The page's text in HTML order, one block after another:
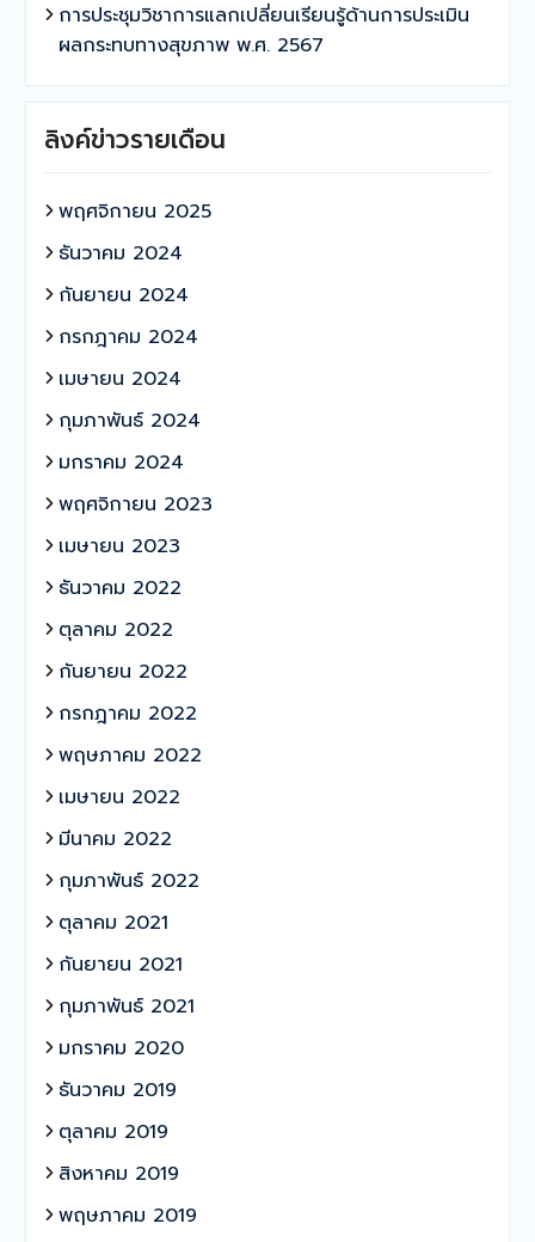
การประชุมวิชาการแลกเปลี่ยนเรียนรู้ด้านการประเมิน
ผลกระทบทางสุขภาพ พ.ศ. 2567
ลิงค์ข่าวรายเดือน
พฤศจิกายน 2025
ธันวาคม 2024
กันยายน 2024
กรกฎาคม 2024
เมษายน 2024
กุมภาพันธ์ 2024
มกราคม 2024
พฤศจิกายน 2023
เมษายน 2023
ธันวาคม 2022
ตุลาคม 2022
กันยายน 2022
กรกฎาคม 2022
พฤษภาคม 2022
เมษายน 2022
มีนาคม 2022
กุมภาพันธ์ 2022
ตุลาคม 2021
กันยายน 2021
กุมภาพันธ์ 2021
มกราคม 2020
ธันวาคม 2019
ตุลาคม 2019
สิงหาคม 2019
พฤษภาคม 2019